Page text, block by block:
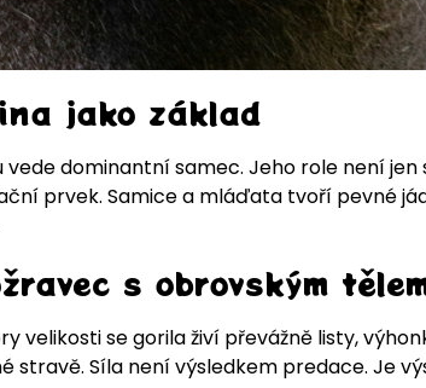
jako základ
vede dominantní samec. Jeho role není
prvek. Samice a mláďata tvoří pevné
s obrovským
velikosti se gorila živí převážně listy,
stravě. Síla není výsledkem predace. Je